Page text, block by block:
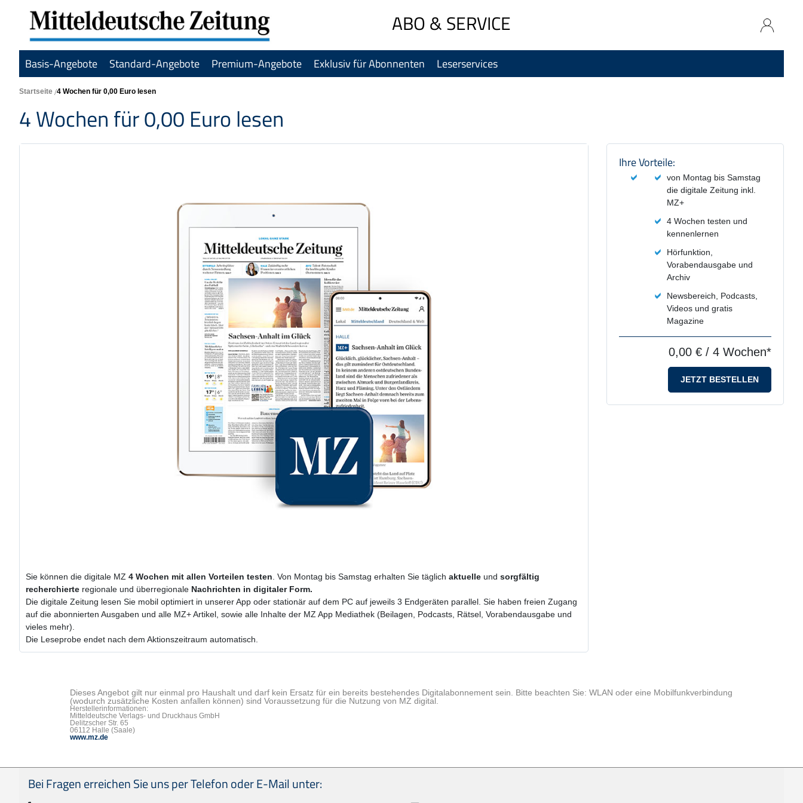
Navigation
direkt
ABO & SERVICE
Basis-Angebote Standard-Angebote Premium-Angebote Exklusiv für Abonnenten Leserservices
Startseite 4 Wochen für 0,00 Euro lesen
4 Wochen für 0,00 Euro lesen
Sie können die digitale MZ 4 Wochen mit allen Vorteilen testen . Von Montag bis Samstag erhalten Sie täglich aktuelle und sorgfältig
recherchierte regionale und überregionale Nachrichten in digitaler Form.
Die digitale Zeitung lesen Sie mobil optimiert in unserer App oder stationär auf dem PC auf jeweils 3 Endgeräten parallel. Sie haben freien Zugang
auf die abonnierten Ausgaben und alle MZ+ Artikel, sowie alle Inhalte der MZ App Mediathek (Beilagen, Podcasts, Rätsel, Vorabendausgabe und
vieles mehr).
Die Leseprobe endet nach dem Aktionszeitraum automatisch.
Produktzusammenfassung
Ihre Vorteile:
von Montag bis Samstag
die digitale Zeitung inkl.
MZ+
4 Wochen testen und
kennenlernen
Hörfunktion,
Vorabendausgabe und
Archiv
Newsbereich, Podcasts,
Videos und gratis
Magazine
0,00 € / 4 Wochen*
JETZT BESTELLEN
Dieses Angebot gilt nur einmal pro Haushalt und darf kein Ersatz für ein bereits bestehendes Digitalabonnement sein. Bitte beachten Sie: WLAN oder eine Mobilfunkverbindung
(wodurch zusätzliche Kosten anfallen können) sind Voraussetzung für die Nutzung von MZ digital.
Herstellerinformationen:
Mitteldeutsche Verlags- und Druckhaus GmbH
Delitzscher Str. 65
06112 Halle (Saale)
www.mz.de
Seitenfußbereich
Bei Fragen erreichen Sie uns per Telefon oder E-Mail unter: